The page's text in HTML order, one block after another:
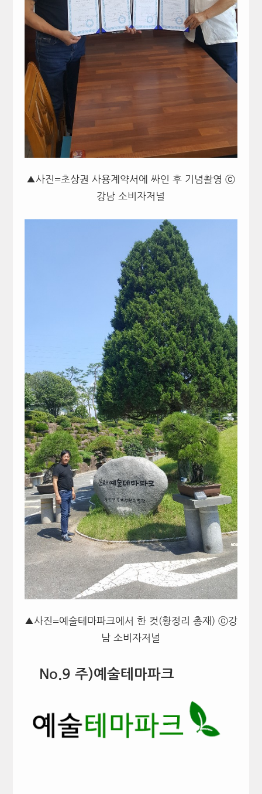
▲사진=초상권 사용계약서에 싸인 후 기념촬영 ⓒ
강남 소비자저널
▲사진=예술테마파크에서 한 컷(황정리 총재) ⓒ강
남 소비자저널
No.9 주)예술테마파크